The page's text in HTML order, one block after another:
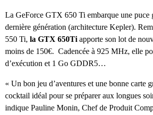
La GeForce GTX 650 Ti embarque une puce
dernière génération (architecture Kepler).
550 Ti, la GTX 650Ti apporte son lot de
moins de 150€. Cadencée à 925 MHz, elle
d’exécution et 1 Go GDDR5…
« Un bon jeu d’aventures et une bonne carte
cocktail idéal pour se préparer aux longues
indique Pauline Monin, Chef de Produit